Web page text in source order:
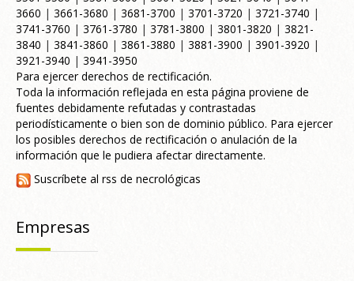
3660 | 3661-3680 | 3681-3700 | 3701-3720 | 3721-3740 |
3741-3760 | 3761-3780 | 3781-3800 | 3801-3820 | 3821-
3840 | 3841-3860 | 3861-3880 | 3881-3900 | 3901-3920 |
3921-3940 | 3941-3950
Para ejercer derechos de rectificación.
Toda la información reflejada en esta página proviene de
fuentes debidamente refutadas y contrastadas
periodísticamente o bien son de dominio público. Para ejercer
los posibles derechos de rectificación o anulación de la
información que le pudiera afectar directamente.
Suscríbete al rss de necrológicas
Empresas